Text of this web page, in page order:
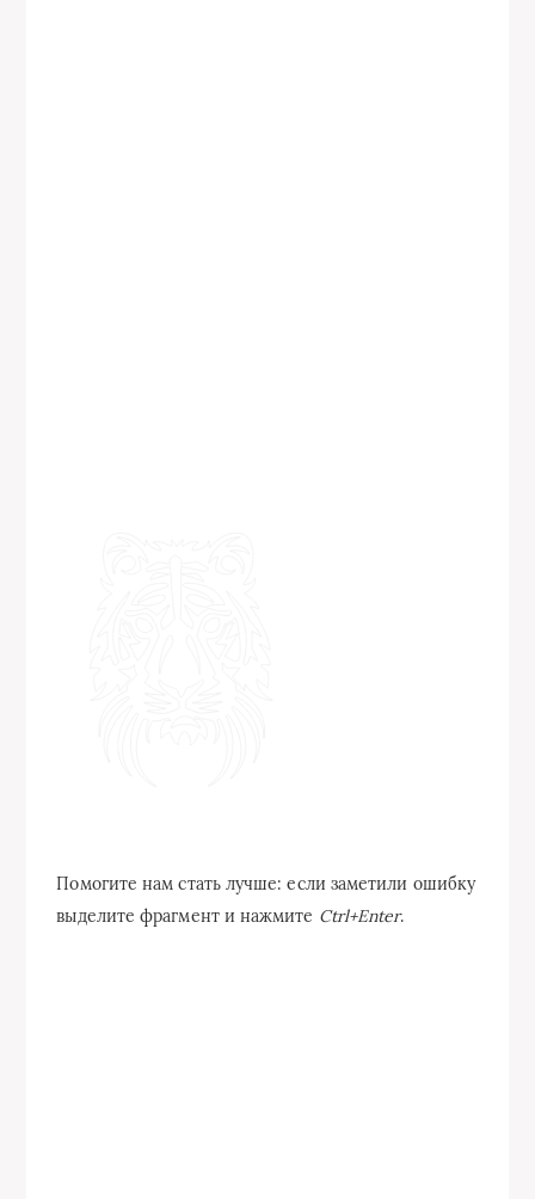
Помогите нам стать лучше: если заметили ошибку
выделите фрагмент и нажмите Ctrl+Enter.